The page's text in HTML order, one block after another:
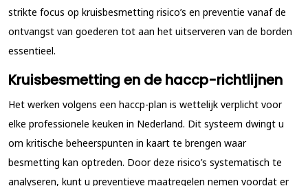
strikte focus op kruisbesmetting risico’s en preventie vanaf de
ontvangst van goederen tot aan het uitserveren van de borden
essentieel.
Kruisbesmetting en de haccp-richtlijnen
Het werken volgens een haccp-plan is wettelijk verplicht voor
elke professionele keuken in Nederland. Dit systeem dwingt u
om kritische beheerspunten in kaart te brengen waar
besmetting kan optreden. Door deze risico’s systematisch te
analyseren, kunt u preventieve maatregelen nemen voordat er